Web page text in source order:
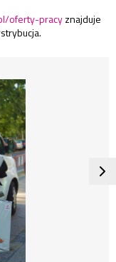
oferty-pracyznajduje